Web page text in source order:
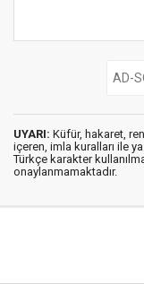
UYARI: Küfür, hakaret,
içeren, imla kuralları ile
Türkçe karakter
onaylanmamaktadır.